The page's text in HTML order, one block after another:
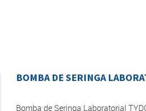
BOMBA DE SERINGA
Bomba de Seringa Laboratorial